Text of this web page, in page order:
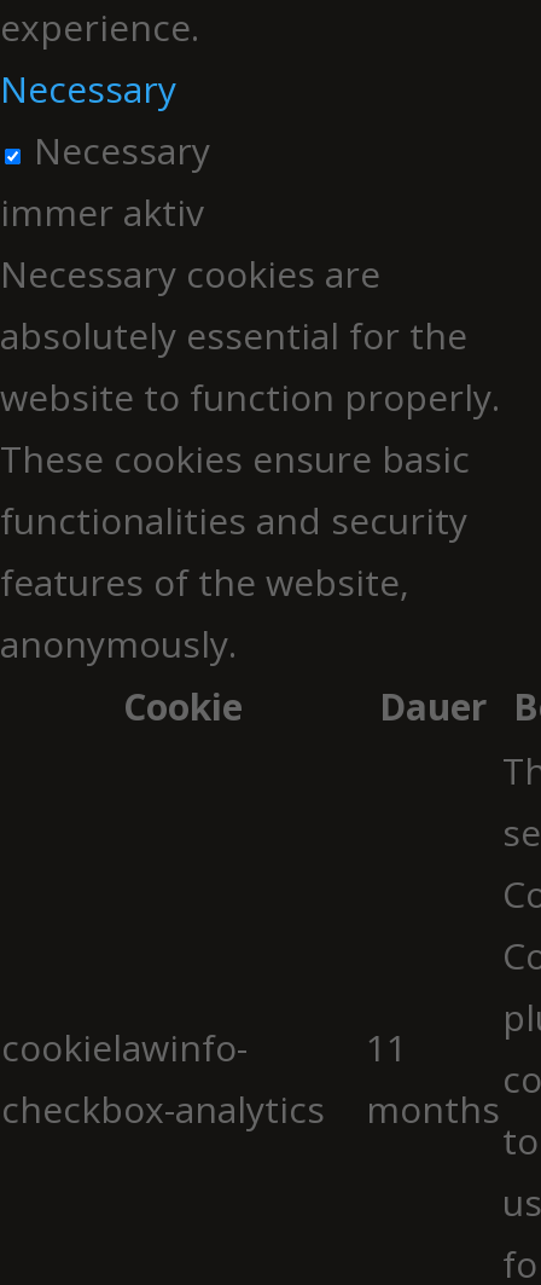
experience.
Necessary
Necessary
immer aktiv
Necessary cookies are
absolutely essential for the
website to function properly.
These cookies ensure basic
functionalities and security
features of the website,
anonymously.
Cookie
Dauer
cookielawinfo-
checkbox-analytics
11
months